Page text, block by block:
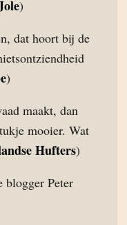
)
dat hoort bij de
)
maakt, dan
mooier. Wat
Hufters)
blogger Peter